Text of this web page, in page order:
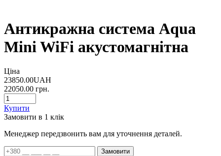
Антикражна система Aqua
Mini WiFi акустомагнітна
Ціна
23850.00UAH
22050.00 грн.
Купити
Замовити в 1 клік
Менеджер передзвонить вам для уточнення деталей.
Замовити